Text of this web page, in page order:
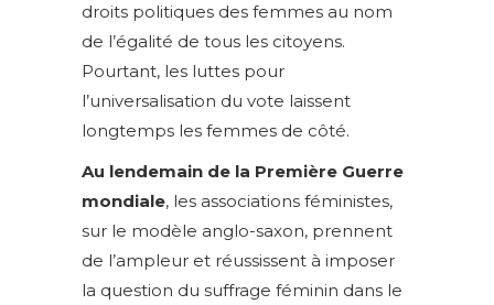
droits politiques des femmes au nom
de l’égalité de tous les citoyens.
Pourtant, les luttes pour
l’universalisation du vote laissent
longtemps les femmes de côté.
Au lendemain de la Première Guerre
mondiale, les associations féministes,
sur le modèle anglo-saxon, prennent
de l’ampleur et réussissent à imposer
la question du suffrage féminin dans le